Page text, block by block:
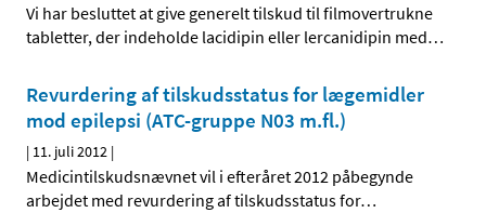
Vi har besluttet at give generelt tilskud til filmovertrukne
tabletter, der indeholde lacidipin eller lercanidipin med…
Revurdering af tilskudsstatus for lægemidler
mod epilepsi (ATC-gruppe N03 m.fl.)
| 11. juli 2012 |
Medicintilskudsnævnet vil i efteråret 2012 påbegynde
arbejdet med revurdering af tilskudsstatus for…